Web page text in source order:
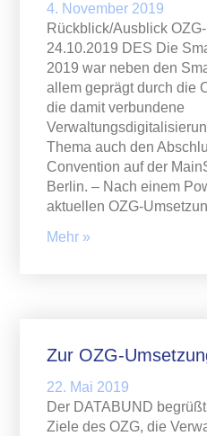
4. November 2019
Rückblick/Ausblick
24.10.2019 DES Die
2019 war neben den
allem geprägt durch die
die damit verbundene
Thema auch den
Convention auf der
Berlin. – Nach einem
aktuellen OZG-
Mehr »
Zur OZG-
22. Mai 2019
Der DATABUND
Ziele des OZG, die